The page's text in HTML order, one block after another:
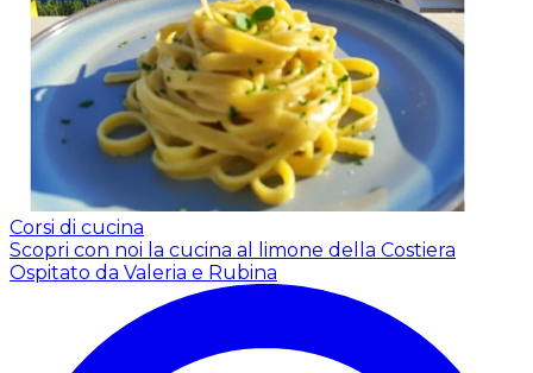
Corsi di cucina
Scopri con noi la cucina al limone della Costiera
Ospitato da Valeria e Rubina